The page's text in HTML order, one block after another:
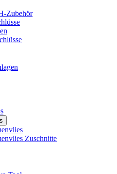
Zubehör
Zuschnitte